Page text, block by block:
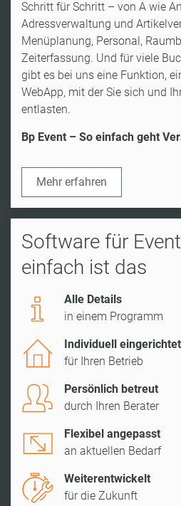
Schritt für Schritt – von A wie
Adressverwaltung und
Menüplanung, Personal,
Zeiterfassung. Und für viele
gibt es bei uns eine Funktion,
WebApp, mit der Sie sich und
entlasten.
Bp Event – So einfach geht
Mehr erfahren
Software für
einfach ist das
Alle Details
in einem Programm
Individuell eingerichtet
für Ihren Betrieb
Persönlich betreut
durch Ihren Berater
Flexibel angepasst
an aktuellen Bedarf
Weiterentwickelt
für die Zukunft